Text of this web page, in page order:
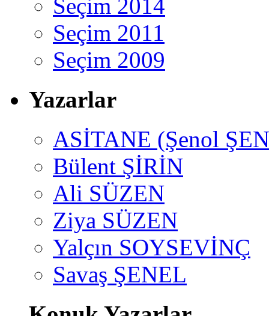
Seçim 2014
Seçim 2011
Seçim 2009
Yazarlar
ASİTANE (Şenol
Bülent ŞİRİN
Ali SÜZEN
Ziya SÜZEN
Yalçın SOYSEVİNÇ
Savaş ŞENEL